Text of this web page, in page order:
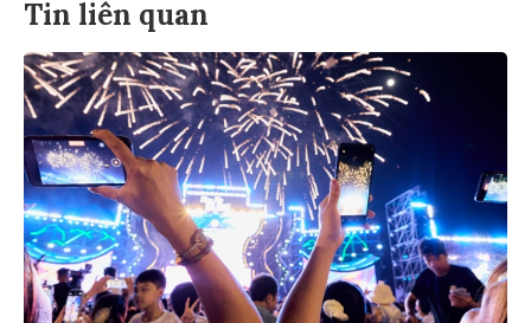
Tin liên quan